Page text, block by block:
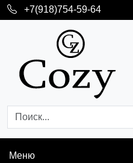
+7(918)754-59-64
Меню